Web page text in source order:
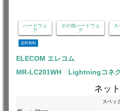
ハードウェ
ア
その他ハードウェ
ア
カ
送料無料
ELECOM エレコム
MR-LC201WH Lightningコネク
ネッ
スペッ